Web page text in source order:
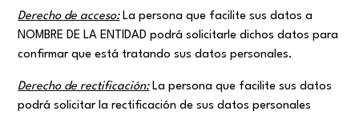
Derecho de acceso:La persona que facilite sus datos a
NOMBRE DE LA ENTIDAD podrá solicitarle dichos datos para
confirmar que está tratando sus datos personales.
Derecho de rectificación:La persona que facilite sus datos
podrá solicitar la rectificación de sus datos personales